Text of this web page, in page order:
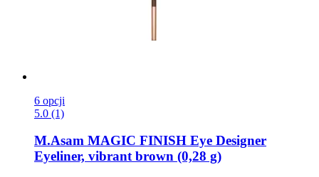
6 opcji
5.0 (1)
M.Asam MAGIC FINISH Eye Designer
Eyeliner, vibrant brown (0,28 g)